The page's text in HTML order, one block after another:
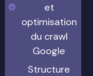
et
optimisation
du crawl
Google
Structure